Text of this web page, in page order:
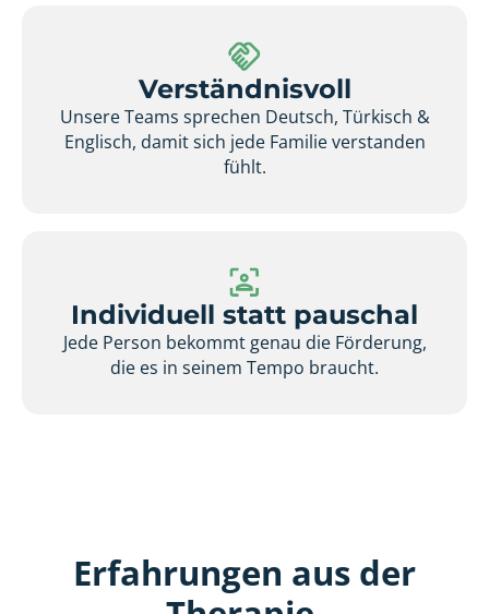
Verständnisvoll
Unsere Teams sprechen Deutsch, Türkisch &
Englisch, damit sich jede Familie verstanden
fühlt.
Individuell statt pauschal
Jede Person bekommt genau die Förderung,
die es in seinem Tempo braucht.
Erfahrungen aus der